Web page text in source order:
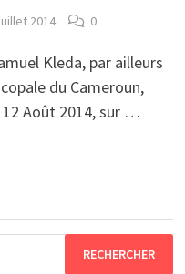
2014 0
Kleda, par ailleurs
du Cameroun,
Août 2014, sur …